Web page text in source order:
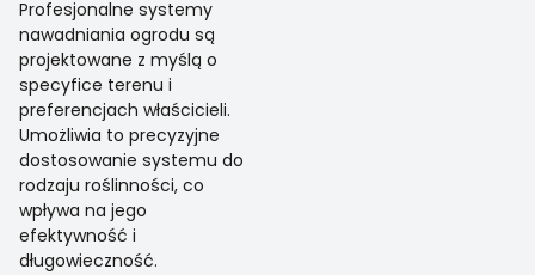
Profesjonalne systemy
nawadniania ogrodu są
projektowane z myślą o
specyfice terenu i
preferencjach właścicieli.
Umożliwia to precyzyjne
dostosowanie systemu do
rodzaju roślinności, co
wpływa na jego
efektywność i
długowieczność.